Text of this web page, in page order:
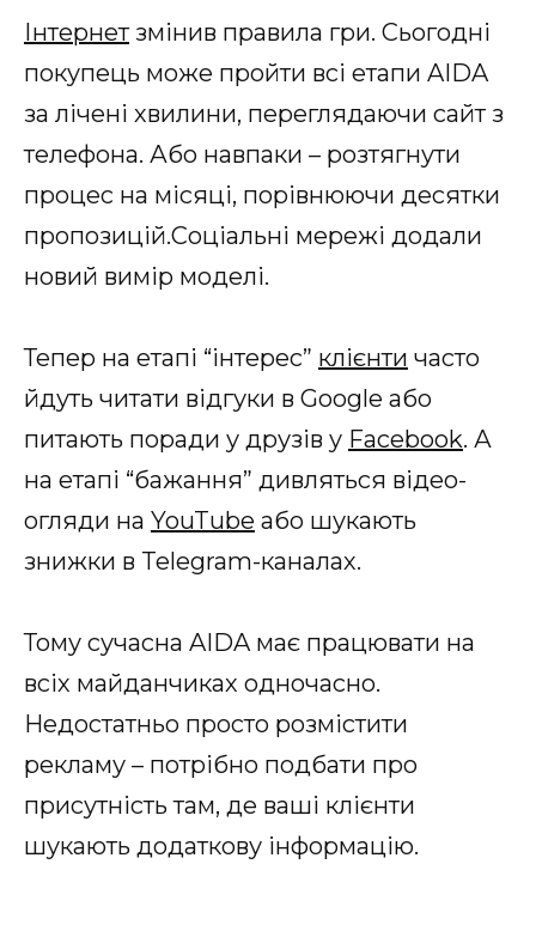
Інтернетзмінив правила гри. Сьогодні
покупець може пройти всі етапи AIDA
за лічені хвилини, переглядаючи сайт з
телефона. Або навпаки – розтягнути
процес на місяці, порівнюючи десятки
пропозицій.Соціальні мережі додали
новий вимір моделі.
Тепер на етапі “інтерес” клієнти часто
йдуть читати відгуки в Google або
питають поради у друзів у Facebook. А
на етапі “бажання” дивляться відео-
огляди на YouTube або шукають
знижки в Telegram-каналах.
Тому сучасна AIDA має працювати на
всіх майданчиках одночасно.
Недостатньо просто розмістити
рекламу – потрібно подбати про
присутність там, де ваші клієнти
шукають додаткову інформацію.